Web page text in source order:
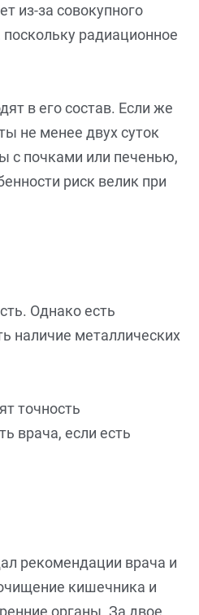
из-за совокупного
радиационное
в его состав. Если же
не менее двух суток
с почками или печенью,
риск велик при
Однако есть
наличие металлических
точность
врача, если есть
рекомендации врача и
кишечника и
органы. За двое